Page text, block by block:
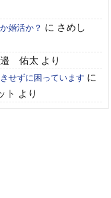
婚活か？ に さめし
佑太 より
せずに困っています に
ト より